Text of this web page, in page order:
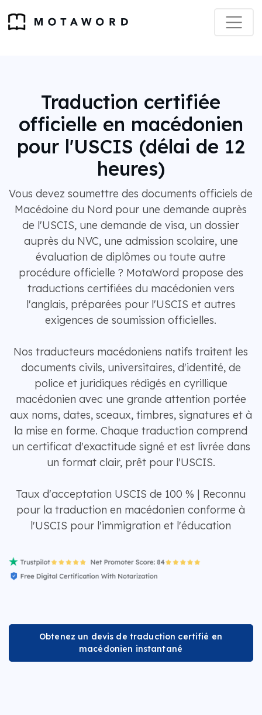
Traduction certifiée
officielle en macédonien
pour l'USCIS (délai de 12
heures)
Vous devez soumettre des documents officiels de
Macédoine du Nord pour une demande auprès
de l'USCIS, une demande de visa, un dossier
auprès du NVC, une admission scolaire, une
évaluation de diplômes ou toute autre
procédure officielle ? MotaWord propose des
traductions certifiées du macédonien vers
l'anglais, préparées pour l'USCIS et autres
exigences de soumission officielles.
Nos traducteurs macédoniens natifs traitent les
documents civils, universitaires, d'identité, de
police et juridiques rédigés en cyrillique
macédonien avec une grande attention portée
aux noms, dates, sceaux, timbres, signatures et à
la mise en forme. Chaque traduction comprend
un certificat d'exactitude signé et est livrée dans
un format clair, prêt pour l'USCIS.
Taux d'acceptation USCIS de 100 % | Reconnu
pour la traduction en macédonien conforme à
l'USCIS pour l'immigration et l'éducation
Obtenez un devis de traduction certifié en
macédonien instantané